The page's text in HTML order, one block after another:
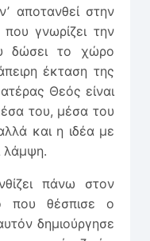
αποτανθεί στην
γνωρίζει την
δώσει το χώρο
έκταση της
Θεός είναι
του, μέσα του
και η ιδέα με
λάμψη.
πάνω στον
που θέσπισε ο
δημιούργησε